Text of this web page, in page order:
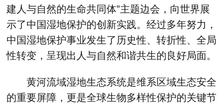
建人与自然的生命共同体”主题边会，向世界展
示了中国湿地保护的创新实践。经过多年努力，
中国湿地保护事业发生了历史性、转折性、全局
性转变，呈现出人与自然和谐共生的良好局面。
黄河流域湿地生态系统是维系区域生态安全
的重要屏障，更是全球生物多样性保护的关键节